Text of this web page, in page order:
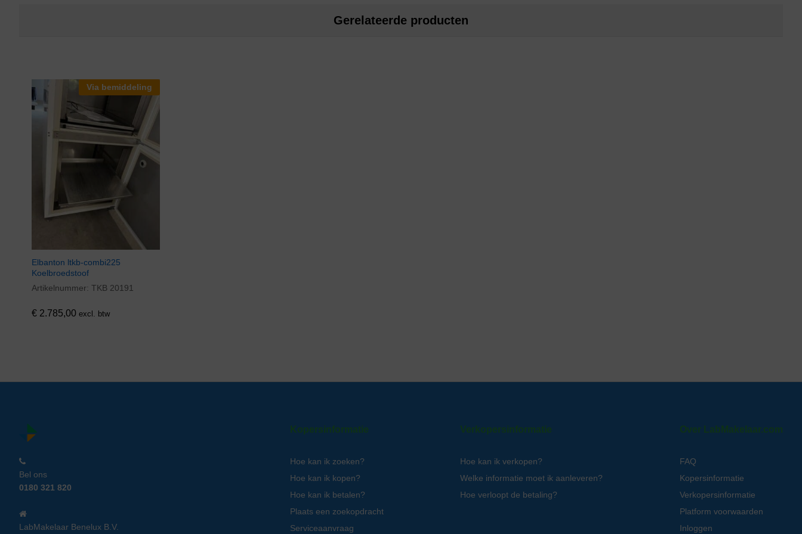
Gerelateerde producten
Via bemiddeling
Elbanton ltkb-combi225
Koelbroedstoof
Artikelnummer: TKB 20191
€ 2.785,00 excl. btw
Bel ons
0180 321 820
LabMakelaar Benelux B.V.
Kopersinformatie
Hoe kan ik zoeken?
Hoe kan ik kopen?
Hoe kan ik betalen?
Plaats een zoekopdracht
Serviceaanvraag
Verkopersinformatie
Hoe kan ik verkopen?
Welke informatie moet ik aanleveren?
Hoe verloopt de betaling?
Over LabMakelaar.com
FAQ
Kopersinformatie
Verkopersinformatie
Platform voorwaarden
Inloggen